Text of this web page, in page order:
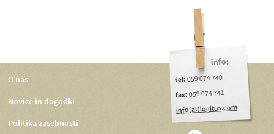
info:
tel:059 074 740
fax:059 074 741
info(at)logitus.com
O nas
Novice in dogodki
Politika zasebnosti